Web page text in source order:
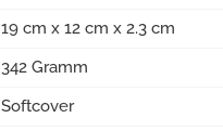
19 cm x 12 cm x 2.3 cm
342 Gramm
Softcover